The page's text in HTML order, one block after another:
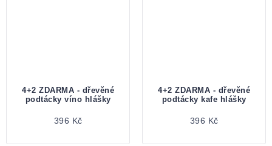
4+2 ZDARMA - dřevěné
podtácky víno hlášky
396 Kč
4+2 ZDARMA - dřevěné
podtácky kafe hlášky
396 Kč